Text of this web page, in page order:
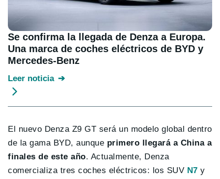
Se confirma la llegada de Denza a Europa.
Una marca de coches eléctricos de BYD y
Mercedes-Benz
Leer noticia
El nuevo Denza Z9 GT será un modelo global dentro
de la gama BYD, aunque primero llegará a China a
finales de este año. Actualmente, Denza
comercializa tres coches eléctricos: los SUV N7 y